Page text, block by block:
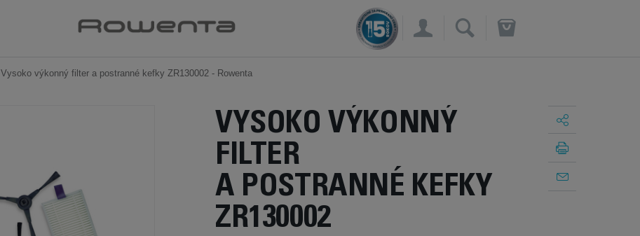
×
Vysoko výkonný filter a postranné kefky ZR130002 - Rowenta
VYSOKO VÝKONNÝ
FILTER
A POSTRANNÉ KEFKY
ZR130002